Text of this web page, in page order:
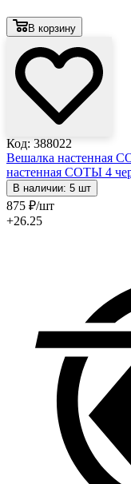
В корзину
Код: 388022
Вешалка настенная
настенная СОТЫ 4
В наличии: 5 шт
875 ₽/шт
+26.25